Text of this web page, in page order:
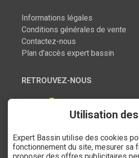
Informations légales
Conditions générales de vente
Contactez-nous
Plan d'accès expert bassin
RETROUVEZ-NOUS
SERVICE CLIENT
Utilisation
Expert Bassin utilise des cookies
fonctionnement du site, mesurer sa